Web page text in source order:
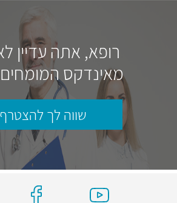
רופא, אתה עדיין
מאינדקס
שווה לך